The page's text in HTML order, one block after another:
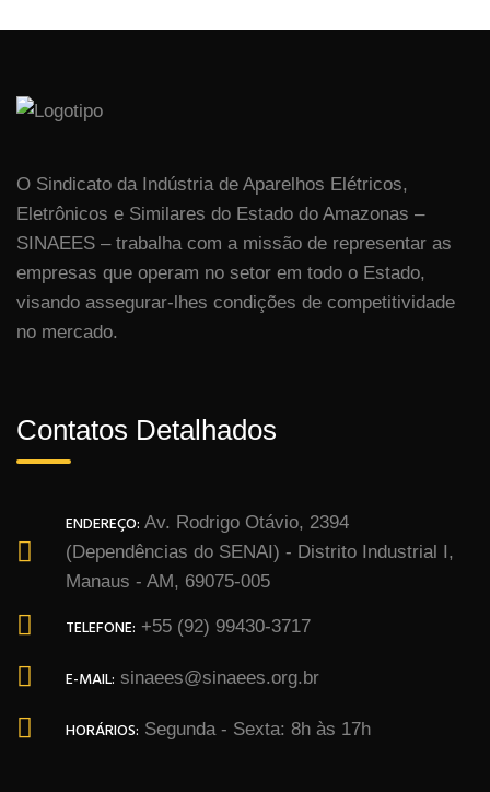
O Sindicato da Indústria de Aparelhos Elétricos,
Eletrônicos e Similares do Estado do Amazonas –
SINAEES – trabalha com a missão de representar as
empresas que operam no setor em todo o Estado,
visando assegurar-lhes condições de competitividade
no mercado.
Contatos Detalhados
ENDEREÇO: Av. Rodrigo Otávio, 2394
(Dependências do SENAI) - Distrito Industrial I,
Manaus - AM, 69075-005
TELEFONE: +55 (92) 99430-3717
E-MAIL: sinaees@sinaees.org.br
HORÁRIOS: Segunda - Sexta: 8h às 17h